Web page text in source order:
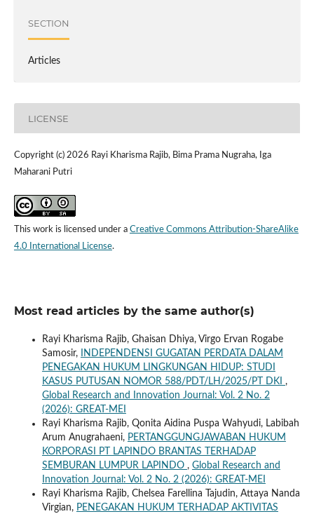
SECTION
Articles
LICENSE
Copyright (c) 2026 Rayi Kharisma Rajib, Bima Prama Nugraha, Iga
Maharani Putri
This work is licensed under a Creative Commons Attribution-ShareAlike
4.0 International License.
Most read articles by the same author(s)
Rayi Kharisma Rajib, Ghaisan Dhiya, Virgo Ervan Rogabe
Samosir,
INDEPENDENSI GUGATAN PERDATA DALAM
PENEGAKAN HUKUM LINGKUNGAN HIDUP: STUDI
KASUS PUTUSAN NOMOR 588/PDT/LH/2025/PT DKI ,
Global Research and Innovation Journal: Vol. 2 No. 2
(2026): GREAT-MEI
Rayi Kharisma Rajib, Qonita Aidina Puspa Wahyudi, Labibah
Arum Anugrahaeni, PERTANGGUNGJAWABAN HUKUM
KORPORASI PT LAPINDO BRANTAS TERHADAP
SEMBURAN LUMPUR LAPINDO , Global Research and
Innovation Journal: Vol. 2 No. 2 (2026): GREAT-MEI
Rayi Kharisma Rajib, Chelsea Farellina Tajudin, Attaya Nanda
Virgian, PENEGAKAN HUKUM TERHADAP AKTIVITAS